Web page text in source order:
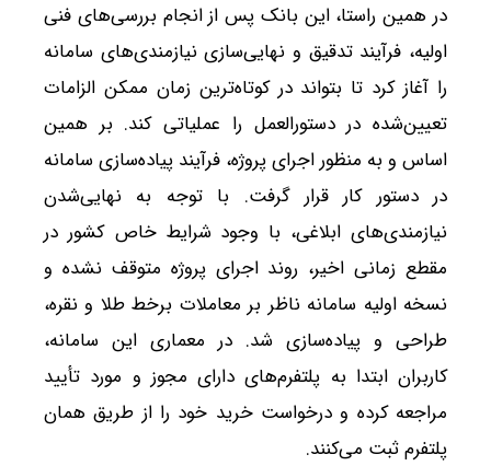
در همین راستا، این بانک پس از انجام بررسی‌های فنی
اولیه، فرآیند تدقیق و نهایی‌سازی نیازمندی‌های سامانه
را آغاز کرد تا بتواند در کوتاه‌ترین زمان ممکن الزامات
تعیین‌شده در دستورالعمل را عملیاتی کند. بر همین
اساس و به منظور اجرای پروژه، فرآیند پیاده‌سازی سامانه
در دستور کار قرار گرفت. با توجه به نهایی‌شدن
نیازمندی‌های ابلاغی، با وجود شرایط خاص کشور در
مقطع زمانی اخیر، روند اجرای پروژه متوقف نشده و
نسخه اولیه سامانه ناظر بر معاملات برخط طلا و نقره،
طراحی و پیاده‌سازی شد. در معماری این سامانه،
کاربران ابتدا به پلتفرم‌های دارای مجوز و مورد تأیید
مراجعه کرده و درخواست خرید خود را از طریق همان
پلتفرم ثبت می‌کنند.